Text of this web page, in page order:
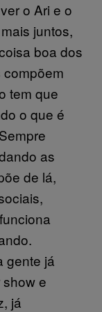
o Ari e o
juntos,
boa dos
tem que
o que é
as
de lá,
gente já
e
já